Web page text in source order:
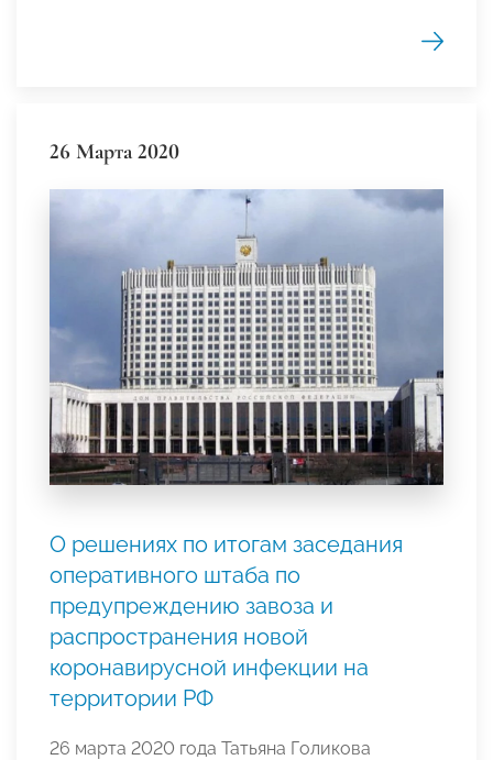
26 Марта 2020
О решениях по итогам заседания
оперативного штаба по
предупреждению завоза и
распространения новой
коронавирусной инфекции на
территории РФ
26 марта 2020 года Татьяна Голикова